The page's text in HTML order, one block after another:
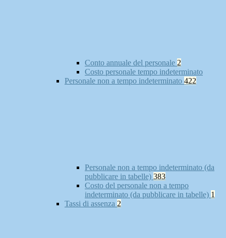
Conto annuale del personale 2
Costo personale tempo indeterminato
Personale non a tempo indeterminato 422
Personale non a tempo indeterminato (da
pubblicare in tabelle) 383
Costo del personale non a tempo
indeterminato (da pubblicare in tabelle) 1
Tassi di assenza 2